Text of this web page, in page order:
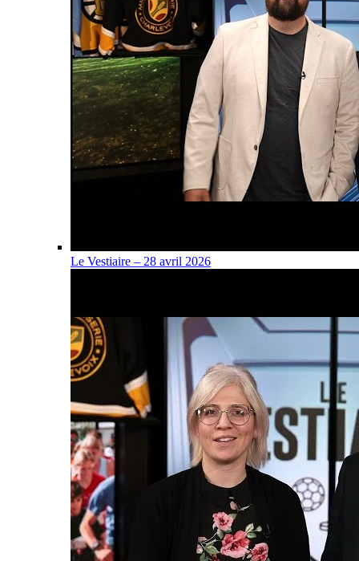
Le Vestiaire – 28 avril 2026